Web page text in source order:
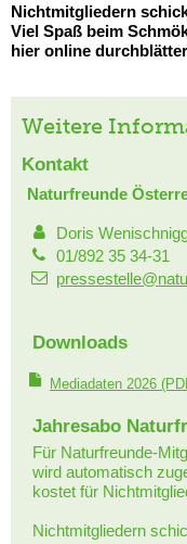
Nichtmitgliedern
Viel Spaß beim
hier online
Weitere
Kontakt
Naturfreunde
Doris
01/892 35 34-31
Downloads
Mediadaten 2026
Jahresabo
Für Naturfreunde-
wird automatisch
kostet für
Nichtmitgliedern